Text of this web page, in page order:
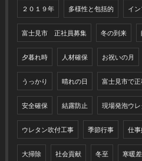
２０１９年 多様性と包括的 イ
富士見市 正社員募集 冬の到来
夕暮れ時 人材確保 お祝いの月
うっかり 晴れの日 富士見市で
安全確保 結露防止 現場発泡ウ
ウレタン吹付工事 季節行事 仕
大掃除 社会貢献 冬至 寒暖差